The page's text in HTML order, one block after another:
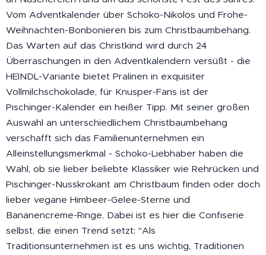
Vom Adventkalender über Schoko-Nikolos und Frohe-
Weihnachten-Bonbonieren bis zum Christbaumbehang.
Das Warten auf das Christkind wird durch 24
Überraschungen in den Adventkalendern versüßt - die
HEINDL-Variante bietet Pralinen in exquisiter
Vollmilchschokolade, für Knusper-Fans ist der
Pischinger-Kalender ein heißer Tipp. Mit seiner großen
Auswahl an unterschiedlichem Christbaumbehang
verschafft sich das Familienunternehmen ein
Alleinstellungsmerkmal - Schoko-Liebhaber haben die
Wahl, ob sie lieber beliebte Klassiker wie Rehrücken und
Pischinger-Nusskrokant am Christbaum finden oder doch
lieber vegane Himbeer-Gelee-Sterne und
Bananencreme-Ringe. Dabei ist es hier die Confiserie
selbst, die einen Trend setzt: "Als
Traditionsunternehmen ist es uns wichtig, Traditionen